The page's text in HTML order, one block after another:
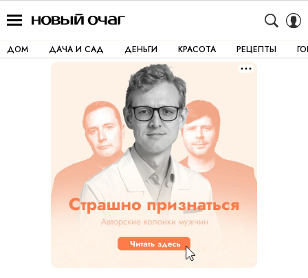
ДОМ ДАЧА И САД ДЕНЬГИ КРАСОТА РЕЦЕПТЫ